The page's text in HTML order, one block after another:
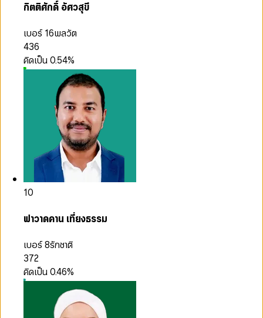
กิตติศักดิ์ อัศวสุขี
เบอร์ 16พลวัต
436
คิดเป็น0.54%
10
ฟาวาดคาน เที่ยงธรรม
เบอร์ 8รักชาติ
372
คิดเป็น0.46%